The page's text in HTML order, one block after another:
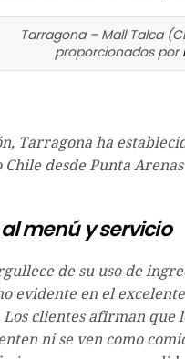
Tarragona – Mall Talca
proporcionados por
Tarragona ha
desde Punta
menú y servicio
de su uso de
evidente en el
clientes afirman que
ni se ven como